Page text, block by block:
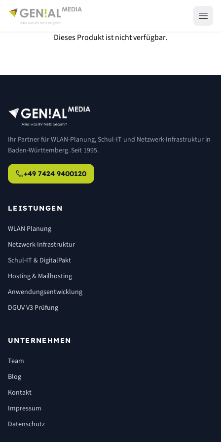
Dieses Produkt ist nicht verfügbar.
Ihr Partner für WLAN-Planung, Schul-IT und Netzwerk-Infrastruktur in
Baden-Württemberg. Seit 1995.
+49 7424 9400120
LEISTUNGEN
WLAN Planung
Netzwerk-Infrastruktur
Schul-IT & DigitalPakt
Hosting & Mailhosting
Anwendungsentwicklung
DGUV V3 Prüfung
UNTERNEHMEN
Team
Blog
Kontakt
Impressum
Datenschutz